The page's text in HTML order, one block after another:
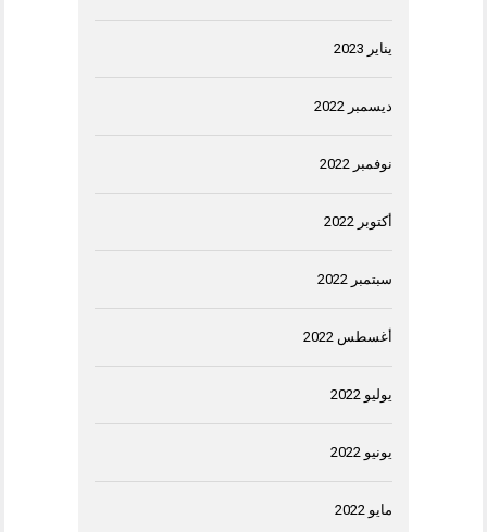
يناير 2023
ديسمبر 2022
نوفمبر 2022
أكتوبر 2022
سبتمبر 2022
أغسطس 2022
يوليو 2022
يونيو 2022
مايو 2022